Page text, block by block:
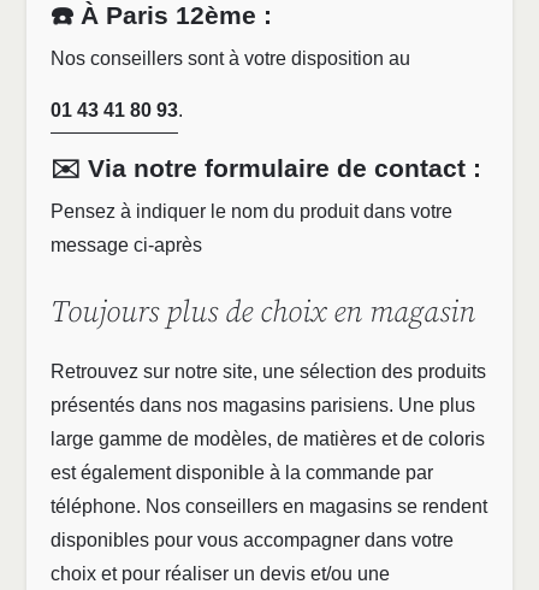
☎️ À Paris 12ème :
Nos conseillers sont à votre disposition au
01 43 41 80 93.
✉️ Via notre formulaire de contact :
Pensez à indiquer le nom du produit dans votre
message ci-après
Toujours plus de choix en magasin
Retrouvez sur notre site, une sélection des produits
présentés dans nos magasins parisiens. Une plus
large gamme de modèles, de matières et de coloris
est également disponible à la commande par
téléphone. Nos conseillers en magasins se rendent
disponibles pour vous accompagner dans votre
choix et pour réaliser un devis et/ou une